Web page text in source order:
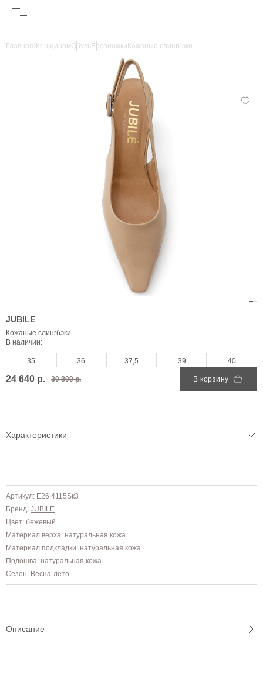
ГлавнаяЖенщинамОбувьБосоножки Кожаные слингбэки
JUBILE
Кожаные слингбэки
В наличии:
35 36 37,5 39 40
24 640 р. 30 800 р. В корзину
Характеристики
Артикул: E26.4115Sк3
Бренд: JUBILE
Цвет: бежевый
Материал верха: натуральная кожа
Материал подкладки: натуральная кожа
Подошва: натуральная кожа
Сезон: Весна-лето
Описание